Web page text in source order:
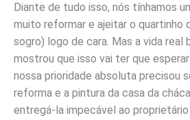
Diante de tudo isso, nós tínhamos
muito reformar e ajeitar o quartinho
sogro) logo de cara. Mas a vida real
mostrou que isso vai ter que
nossa prioridade absoluta precisou
reforma e a pintura da casa da
entregá-la impecável ao